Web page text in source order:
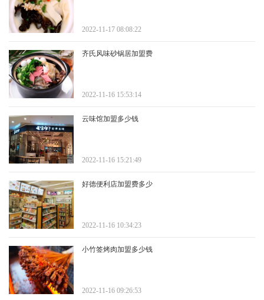
2022-11-17 08:08:22
齐氏风味砂锅居加盟费
2022-11-16 15:53:14
云味馆加盟多少钱
2022-11-16 15:21:49
好德便利店加盟费多少
2022-11-16 10:34:23
小竹签烤肉加盟多少钱
2022-11-16 09:26:53